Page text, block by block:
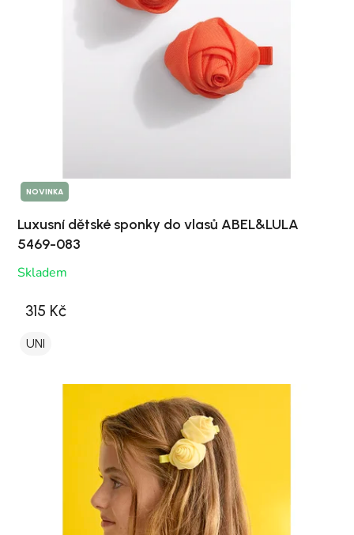
NOVINKA
Luxusní dětské sponky do vlasů ABEL&LULA
5469-083
Skladem
315 Kč
UNI